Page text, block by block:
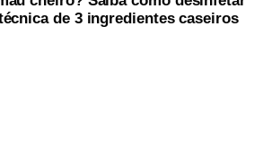
de 3 ingredientes caseiros